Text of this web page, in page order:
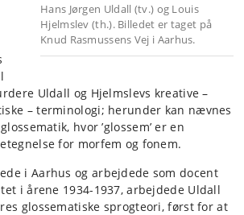
Hans Jørgen Uldall (tv.) og Louis
Hjelmslev (th.). Billedet er taget på
Knud Rasmussens Vej i Aarhus.
Uldall og Hjelmslevs kreative –
– terminologi; herunder kan nævnes
hvor ’glossem’ er en
for morfem og fonem.
i Aarhus og arbejdede som docent
i årene 1934-1937, arbejdede Uldall
glossematiske sprogteori, først for at